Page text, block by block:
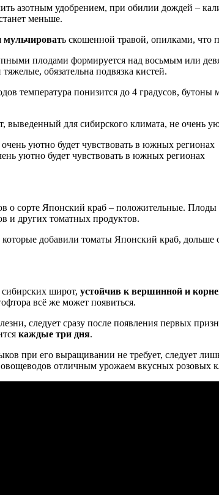
азотным удобрением, при обилии дождей –
меньше.
мульчировать скошенной травой, опилками, что
плодами формируется над восьмым или
обязательна подвязка кистей.
температура понизится до 4 градусов, бутоны
выведенный для сибирского климата, не очень
уютно будет чувствовать в южных регионах
о сорте Японский краб – положительные. Плоды
и других томатных продуктов.
добавили томаты Японский краб, дольше
широт, устойчив к вершинной и
всё же может появиться.
следует сразу после появления первых
каждые три дня.
при его выращивании не требует, следует
овощеводов отличным урожаем вкусных розовых